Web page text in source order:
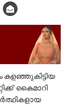
കളഞ്ഞുകിട്ടിയ
കൈമാറി